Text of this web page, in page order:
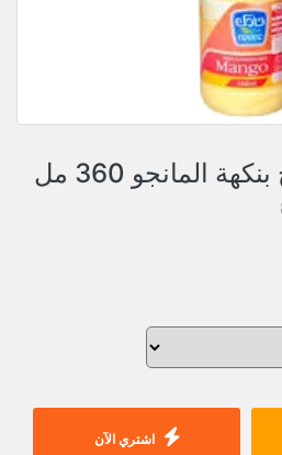
المانجو 360 مل
اشتري الآن